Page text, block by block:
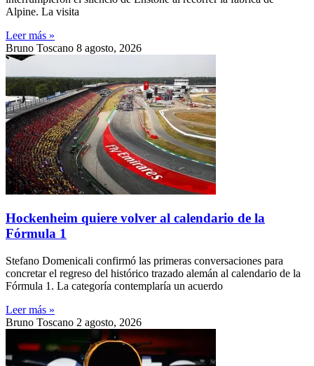
Alpine. La visita
Leer más »
Bruno Toscano 8 agosto, 2026
Hockenheim quiere volver al calendario de la
Fórmula 1
Stefano Domenicali confirmó las primeras conversaciones para
concretar el regreso del histórico trazado alemán al calendario de la
Fórmula 1. La categoría contemplaría un acuerdo
Leer más »
Bruno Toscano 2 agosto, 2026